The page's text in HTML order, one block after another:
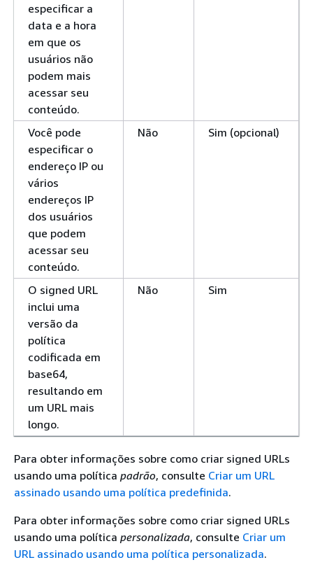
especificar a
data e a hora
em que os
usuários não
podem mais
acessar seu
conteúdo.
Você pode
especificar o
endereço IP ou
vários
endereços IP
dos usuários
que podem
acessar seu
conteúdo.
Não Sim (opcional)
O signed URL
inclui uma
versão da
política
codificada em
base64,
resultando em
um URL mais
longo.
Não Sim
Para obter informações sobre como criar signed URLs
usando uma política padrão, consulte Criar um URL
assinado usando uma política predefinida.
Para obter informações sobre como criar signed URLs
usando uma política personalizada, consulte Criar um
URL assinado usando uma política personalizada.